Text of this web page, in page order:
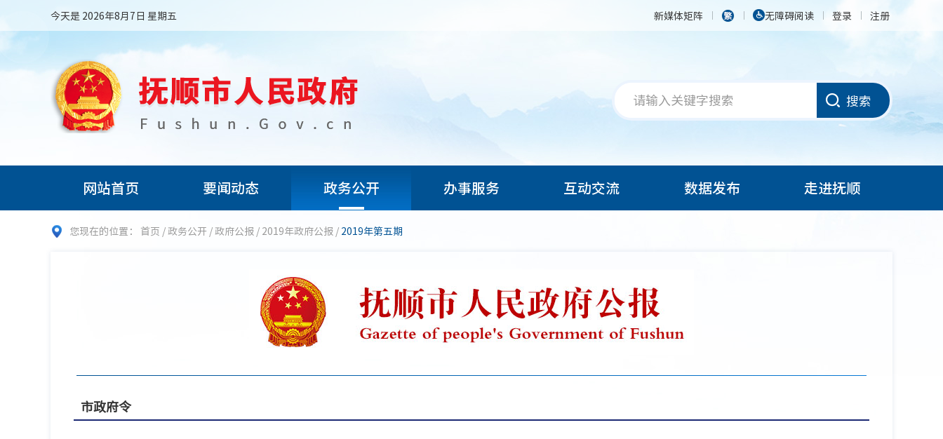
今天是 2026年8月7日 星期五 新媒体矩阵 无障碍阅读 登录 注册
搜索
网站首页 要闻动态 政务公开 办事服务 互动交流 数据发布 走进抚顺
您现在的位置： 首页 /政务公开 /政府公报 / 2019年政府公报 / 2019年第五期
市政府令